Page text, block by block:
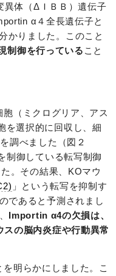
異体（ΔＩＢＢ）遺伝子
α４全長遺伝子と
かりました。このこと
制御を行っている こと
（ミクログリア、アス
を選択的に回収し、細
調べました（図２
制御している転写制御
。その結果、KOマウ
」という転写を抑制す
であると予測されまし
Importin α4の欠損は、
の脳内炎症や行動異常
明らかにしました。こ